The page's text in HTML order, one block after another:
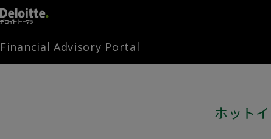
Financial Advisory Portal
ホット